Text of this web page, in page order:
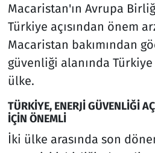
Macaristan'ın Avrupa
Türkiye açısından önem
Macaristan bakımından
güvenliği alanında
ülke.
TÜRKİYE, ENERJİ GÜVENLİĞİ
İÇİN ÖNEMLİ
İki ülke arasında son